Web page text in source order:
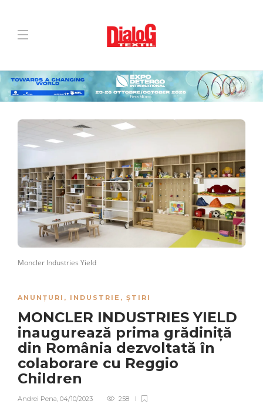
Moncler Industries Yield
ANUNȚURI , INDUSTRIE , ȘTIRI
MONCLER INDUSTRIES YIELD
inaugurează prima grădiniță
din România dezvoltată în
colaborare cu Reggio
Children
Andrei Pena, 04/10/2023 258